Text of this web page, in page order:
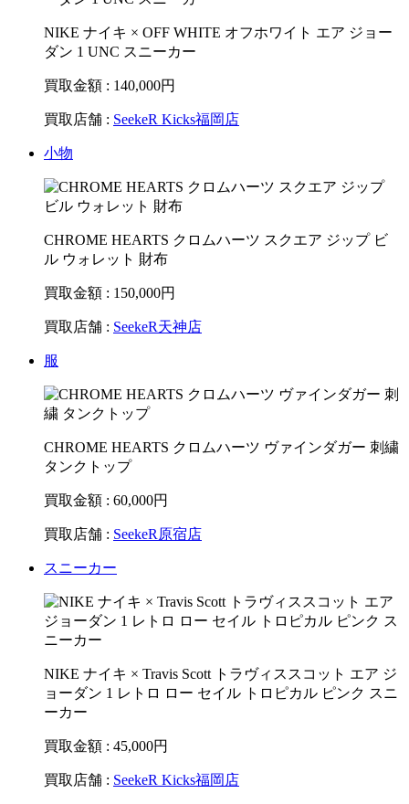
NIKE ナイキ × OFF WHITE オフホワイト エア ジョー
ダン 1 UNC スニーカー
買取金額 : 140,000円
買取店舗 : SeekeR Kicks福岡店
小物
CHROME HEARTS クロムハーツ スクエア ジップ ビ
ル ウォレット 財布
買取金額 : 150,000円
買取店舗 : SeekeR天神店
服
CHROME HEARTS クロムハーツ ヴァインダガー 刺繍
タンクトップ
買取金額 : 60,000円
買取店舗 : SeekeR原宿店
スニーカー
NIKE ナイキ × Travis Scott トラヴィススコット エア ジ
ョーダン 1 レトロ ロー セイル トロピカル ピンク スニ
ーカー
買取金額 : 45,000円
買取店舗 : SeekeR Kicks福岡店